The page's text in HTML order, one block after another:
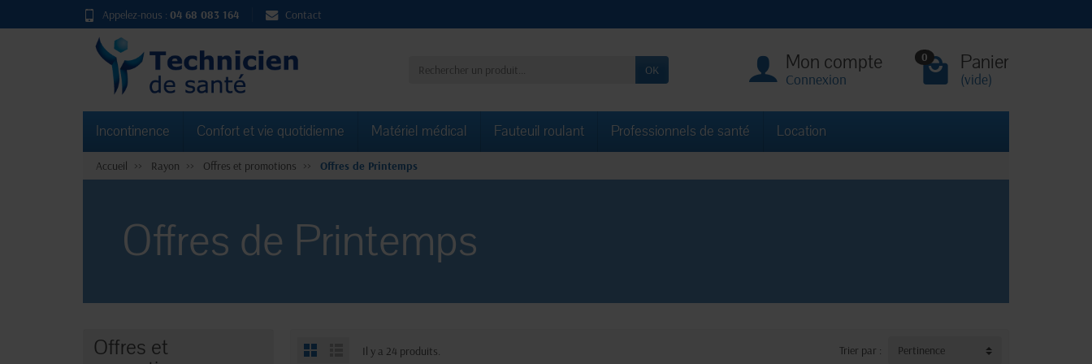
Appelez-nous : 04 68 083 164 Contact
OK Mon compte
Connexion
0 Panier
(vide)
Incontinence Confort et vie quotidienne Matériel médical Fauteuil roulant Professionnels de santé Location
Accueil Rayon Offres et promotions Offres de Printemps
Offres de Printemps
Offres et Il y a 24 produits. Trier par : Pertinence